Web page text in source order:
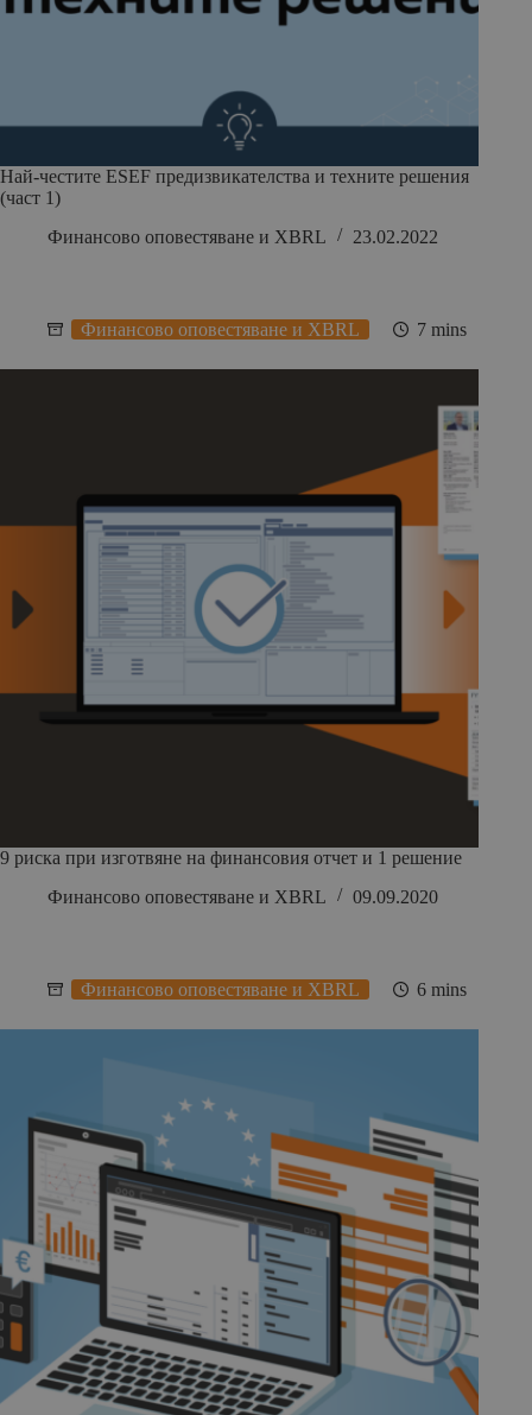
Най-честите ESEF предизвикателства и техните решения
(част 1)
Финансово оповестяване и XBRL
23.02.2022
Финансово оповестяване и XBRL 7 mins
9 риска при изготвяне на финансовия отчет и 1 решение
Финансово оповестяване и XBRL
09.09.2020
Финансово оповестяване и XBRL 6 mins